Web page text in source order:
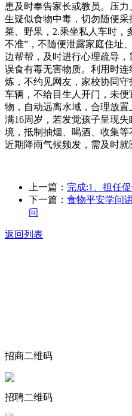
患及时奉告家长或教员。压
生疑似食物中毒，切勿随便
菜、野果，2.乘坐私人车时，
不准”，不随便泄露家庭住址
边帮帮，及时进行心理疏导
误食有毒无害物质。利用时
炼，不约见网友，家校协同
车辆，不给目生人开门，未
物，自动远离水域，合理放
满16周岁，若发觉孩子呈现
境，抵制抽烟、喝酒、收集
近期降雨气候频发，需及时就
上一篇： 完成:1、担任
下一篇： 食物平安学问
问
返回列表
招商二维码
招聘二维码